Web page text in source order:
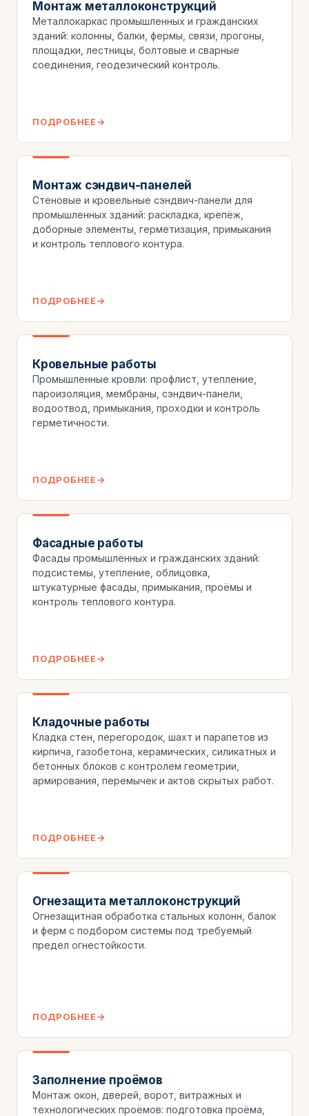
Монтаж металлоконструкций
Металлокаркас промышленных и гражданских
зданий: колонны, балки, фермы, связи, прогоны,
площадки, лестницы, болтовые и сварные
соединения, геодезический контроль.
ПОДРОБНЕЕ
Монтаж сэндвич-панелей
Стеновые и кровельные сэндвич-панели для
промышленных зданий: раскладка, крепёж,
доборные элементы, герметизация, примыкания
и контроль теплового контура.
ПОДРОБНЕЕ
Кровельные работы
Промышленные кровли: профлист, утепление,
пароизоляция, мембраны, сэндвич-панели,
водоотвод, примыкания, проходки и контроль
герметичности.
ПОДРОБНЕЕ
Фасадные работы
Фасады промышленных и гражданских зданий:
подсистемы, утепление, облицовка,
штукатурные фасады, примыкания, проёмы и
контроль теплового контура.
ПОДРОБНЕЕ
Кладочные работы
Кладка стен, перегородок, шахт и парапетов из
кирпича, газобетона, керамических, силикатных и
бетонных блоков с контролем геометрии,
армирования, перемычек и актов скрытых работ.
ПОДРОБНЕЕ
Огнезащита металлоконструкций
Огнезащитная обработка стальных колонн, балок
и ферм с подбором системы под требуемый
предел огнестойкости.
ПОДРОБНЕЕ
Заполнение проёмов
Монтаж окон, дверей, ворот, витражных и
технологических проёмов: подготовка проёма,